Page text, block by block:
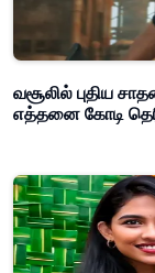
வசூலில் புதிய
எத்தனை கோடி